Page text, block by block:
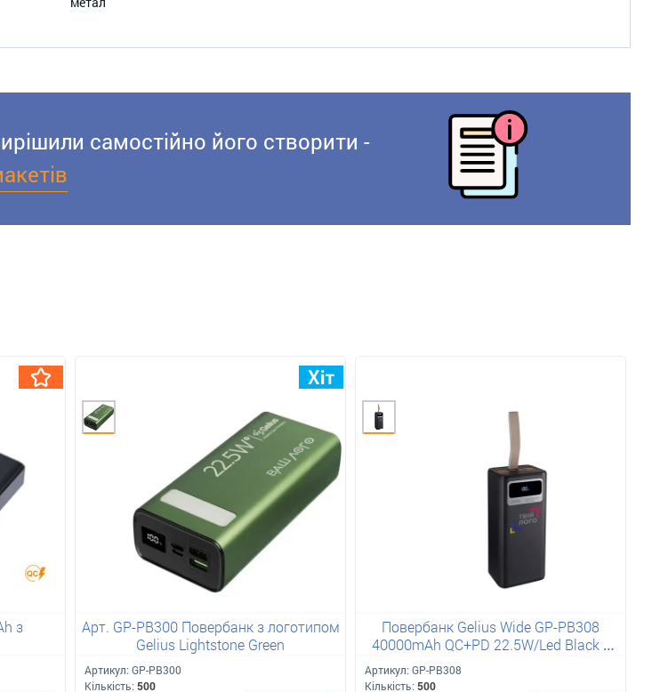
самостійно його створити -
з
Арт. GP-PB300 Повербанк з логотипом
Gelius Lightstone Green
Артикул: GP-PB300
Кількість: 500
Повербанк Gelius Wide GP-PB308
40000mAh QC+PD 22.5W/Led Black з
Артикул: GP-PB308
Кількість: 500